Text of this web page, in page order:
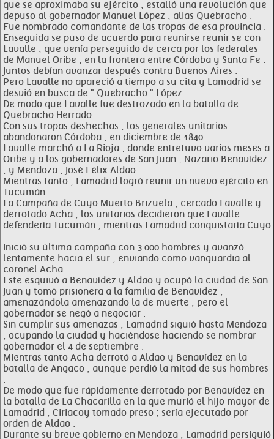
que se aproximaba su ejército , estalló una revolución que
depuso al gobernador Manuel López , alias Quebracho .
Fue nombrado comandante de las tropas de esa provincia .
Enseguida se puso de acuerdo para reunirse reunir se con
Lavalle , que venía perseguido de cerca por los federales
de Manuel Oribe , en la frontera entre Córdoba y Santa Fe .
Juntos debían avanzar después contra Buenos Aires .
Pero Lavalle no apareció a tiempo a su cita y Lamadrid se
desvió en busca de " Quebracho " López .
De modo que Lavalle fue destrozado en la batalla de
Quebracho Herrado .
Con sus tropas deshechas , los generales unitarios
abandonaron Córdoba , en diciembre de 1840 .
Lavalle marchó a La Rioja , donde entretuvo varios meses a
Oribe y a los gobernadores de San Juan , Nazario Benavídez
, y Mendoza , José Félix Aldao .
Mientras tanto , Lamadrid logró reunir un nuevo ejército en
Tucumán .
La Campaña de Cuyo Muerto Brizuela , cercado Lavalle y
derrotado Acha , los unitarios decidieron que Lavalle
defendería Tucumán , mientras Lamadrid conquistaría Cuyo
.
Inició su última campaña con 3.000 hombres y avanzó
lentamente hacia el sur , enviando como vanguardia al
coronel Acha .
Este esquivó a Benavídez y Aldao y ocupó la ciudad de San
Juan y tomó prisionera a la familia de Benavídez ,
amenazándola amenazando la de muerte , pero el
gobernador se negó a negociar .
Sin cumplir sus amenazas , Lamadrid siguió hasta Mendoza
, ocupando la ciudad y haciéndose haciendo se nombrar
gobernador el 4 de septiembre .
Mientras tanto Acha derrotó a Aldao y Benavídez en la
batalla de Angaco , aunque perdió la mitad de sus hombres
.
De modo que fue rápidamente derrotado por Benavídez en
la batalla de La Chacarilla en la que murió el hijo mayor de
Lamadrid , Ciriacoy tomado preso ; sería ejecutado por
orden de Aldao .
Durante su breve gobierno en Mendoza , Lamadrid persiguió